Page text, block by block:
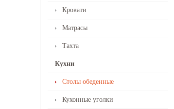
Кровати
Матрасы
Тахта
Кухни
Столы обеденные
Кухонные уголки